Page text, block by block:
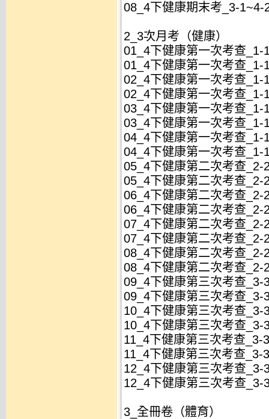
08_4下健康期末考_3-
2_3次月考（健康）
01_4下健康第一次考查
01_4下健康第一次考查
02_4下健康第一次考查
02_4下健康第一次考查
03_4下健康第一次考查
03_4下健康第一次考查
04_4下健康第一次考查
04_4下健康第一次考查
05_4下健康第二次考查
05_4下健康第二次考查
06_4下健康第二次考查
06_4下健康第二次考查
07_4下健康第二次考查
07_4下健康第二次考查
08_4下健康第二次考查
08_4下健康第二次考查
09_4下健康第三次考查
09_4下健康第三次考查
10_4下健康第三次考查
10_4下健康第三次考查
11_4下健康第三次考查
11_4下健康第三次考查
12_4下健康第三次考查
12_4下健康第三次考查
3_全冊卷（體育）